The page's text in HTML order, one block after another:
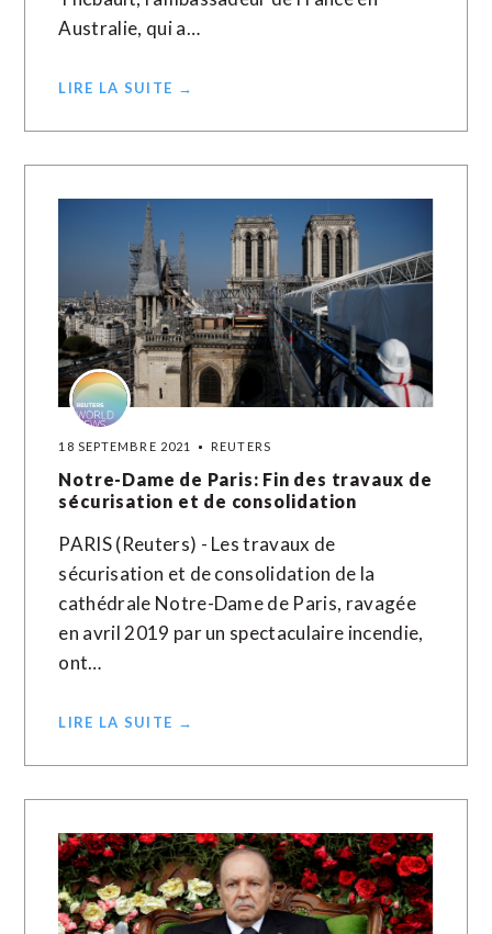
Australie, qui a…
LIRE LA SUITE →
18 SEPTEMBRE 2021 REUTERS
Notre-Dame de Paris: Fin des travaux de
sécurisation et de consolidation
PARIS (Reuters) - Les travaux de
sécurisation et de consolidation de la
cathédrale Notre-Dame de Paris, ravagée
en avril 2019 par un spectaculaire incendie,
ont…
LIRE LA SUITE →